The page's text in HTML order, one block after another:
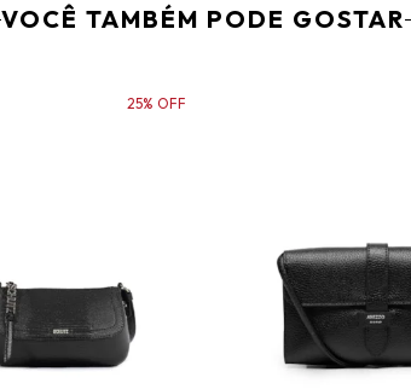
VOCÊ TAMBÉM PODE GOSTAR
25% OFF